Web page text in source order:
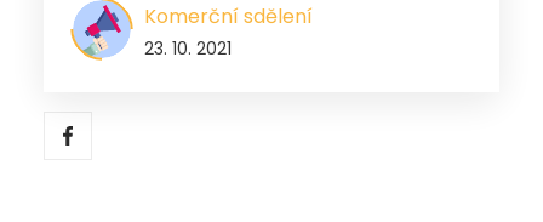
Komerční sdělení
23. 10. 2021